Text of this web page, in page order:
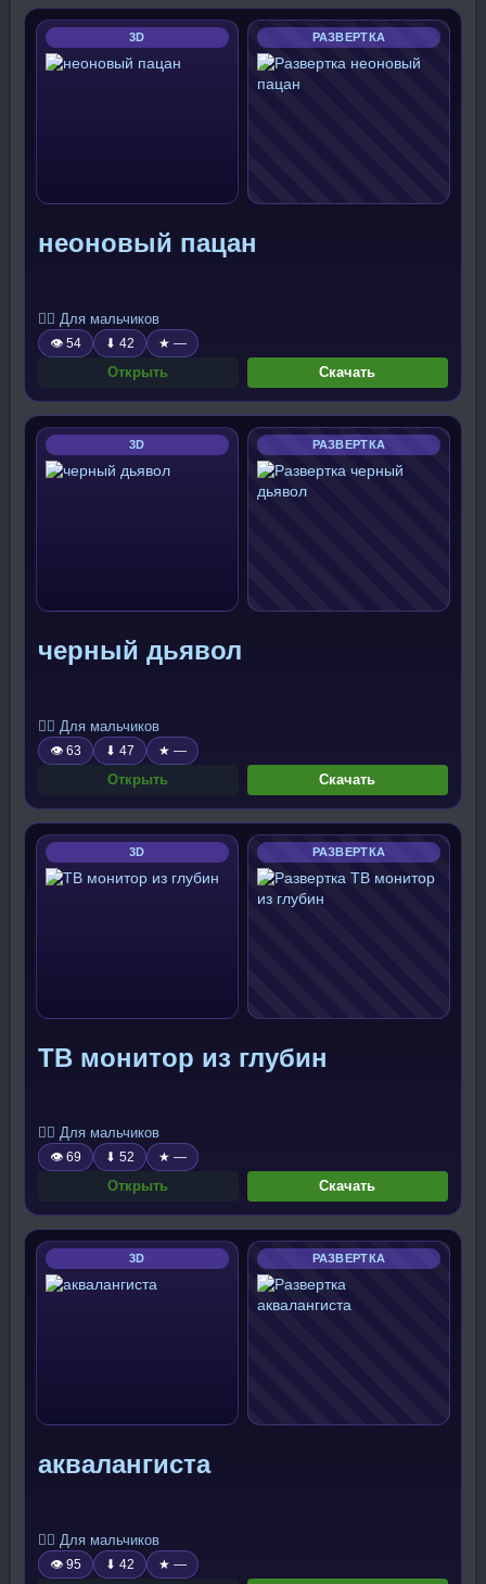
3D РАЗВЕРТКА
неоновый пацан
🧍‍♂️ Для мальчиков
👁 54 ⬇ 42 ★ —
Открыть Скачать
3D РАЗВЕРТКА
черный дьявол
🧍‍♂️ Для мальчиков
👁 63 ⬇ 47 ★ —
Открыть Скачать
3D РАЗВЕРТКА
ТВ монитор из глубин
🧍‍♂️ Для мальчиков
👁 69 ⬇ 52 ★ —
Открыть Скачать
3D РАЗВЕРТКА
аквалангиста
🧍‍♂️ Для мальчиков
👁 95 ⬇ 42 ★ —